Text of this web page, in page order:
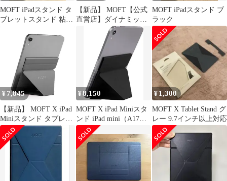
MOFT iPadスタンド タ
ブレットスタンド 粘着
【新品】 MOFT【公式
直営店】ダイナミック
フォリオ iPad Pro 11イ
ンチ ケース（M5/M4、
2025/2024）対応 タブレ
ットケース 多角度調整
横置＆縦置 磁気吸着 タ
ブレットスタンド iPad
スタンド 超軽量 薄型
折りたたみ 持ち運びや
1
MOFT iPadスタンド ブ
ラック
¥ 7,845
【新品】 MOFT X iPad
Miniスタンド タブレッ
トスタンド iPad mini6
対応 7.9~9.7インチ対応
【リニューアル版】 極
薄 超軽量 折りたたみ
¥8,150
MOFT X iPad Miniスタ
ンド iPad mini（A17
Pro）タブレットスタン
ド (2024年) 超薄型 多角
度調整 [アップグレー
ニ6 (2021年)対応 7.9イ
ンチ~9.7インチに対応
¥ 1,300
MOFT X Tablet Stand グ
レー 9.7インチ以上対応